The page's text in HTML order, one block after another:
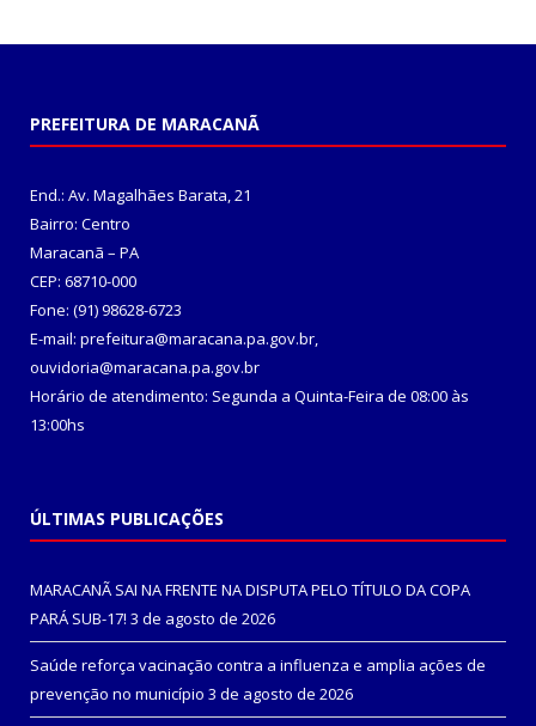
PREFEITURA DE MARACANÃ
End.: Av. Magalhães Barata, 21
Bairro: Centro
Maracanã – PA
CEP: 68710-000
Fone: (91) 98628-6723
E-mail: prefeitura@maracana.pa.gov.br,
ouvidoria@maracana.pa.gov.br
Horário de atendimento: Segunda a Quinta-Feira de 08:00 às
13:00hs
ÚLTIMAS PUBLICAÇÕES
MARACANÃ SAI NA FRENTE NA DISPUTA PELO TÍTULO DA COPA
PARÁ SUB-17! 3 de agosto de 2026
Saúde reforça vacinação contra a influenza e amplia ações de
prevenção no município 3 de agosto de 2026